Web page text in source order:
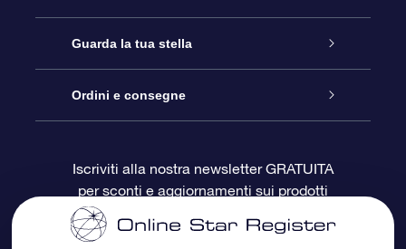
Contattaci
Blog
OSR Recensioni
Online Star Gift
Pacchetto regalo OSR
Gift Card OSR
Doni aziendali
Guarda la tua stella
Registro stellare
Star Page personalizzata
Ordini e consegne
Informazioni di Pagamento
Iscriviti alla nostra newsletter GRATUITA
per sconti e aggiornamenti sui prodotti